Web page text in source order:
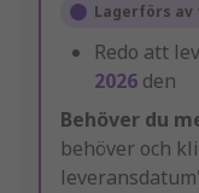
Lagerförs
Redo att
2026 den
Behöver du
behöver och